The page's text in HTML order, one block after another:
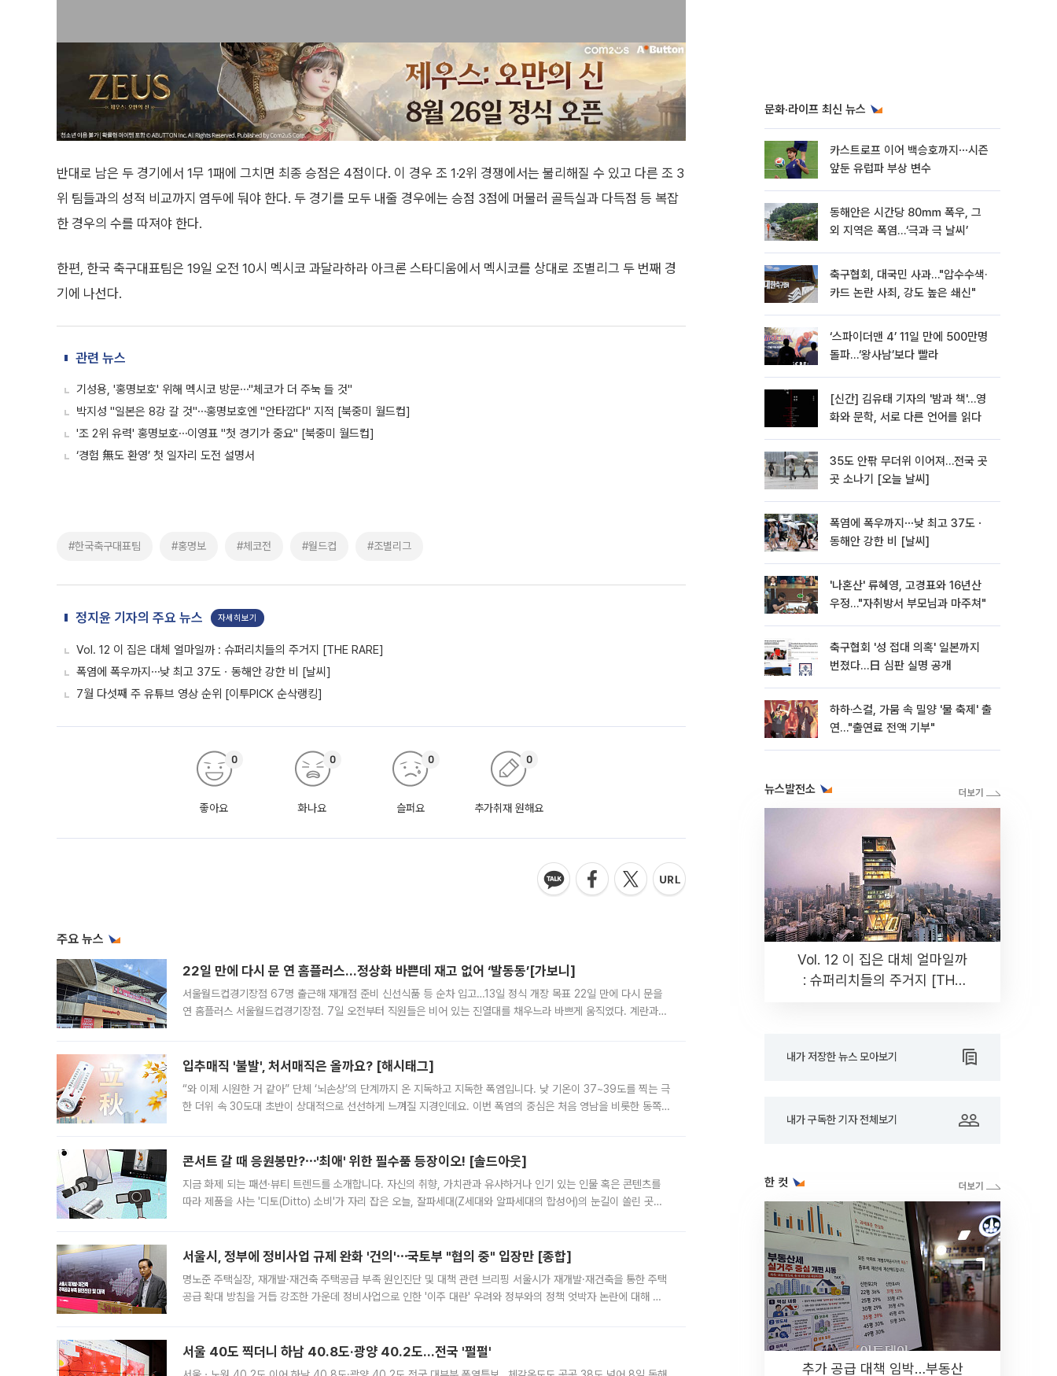
반대로 남은 두 경기에서 1무 1패에 그치면 최종 승점은 4점이다. 이 경우 조 1·2위 경쟁에서는 불리해질 수 있고 다른 조 3
위 팀들과의 성적 비교까지 염두에 둬야 한다. 두 경기를 모두 내줄 경우에는 승점 3점에 머물러 골득실과 다득점 등 복잡
한 경우의 수를 따져야 한다.
한편, 한국 축구대표팀은 19일 오전 10시 멕시코 과달라하라 아크론 스타디움에서 멕시코를 상대로 조별리그 두 번째 경
기에 나선다.
관련 뉴스
기성용, '홍명보호' 위해 멕시코 방문⋯"체코가 더 주눅 들 것"
박지성 "일본은 8강 갈 것"⋯홍명보호엔 "안타깝다" 지적 [북중미 월드컵]
'조 2위 유력' 홍명보호⋯이영표 "첫 경기가 중요" [북중미 월드컵]
‘경험 無도 환영’ 첫 일자리 도전 설명서
#한국축구대표팀 #홍명보 #체코전 #월드컵 #조별리그
정지윤 기자의 주요 뉴스 자세히보기
Vol. 12 이 집은 대체 얼마일까 : 슈퍼리치들의 주거지 [THE RARE]
폭염에 폭우까지⋯낮 최고 37도ㆍ동해안 강한 비 [날씨]
7월 다섯째 주 유튜브 영상 순위 [이투PICK 순삭랭킹]
좋아요
0
화나요
0
슬퍼요
0
추가취재 원해요
0
주요 뉴스
22일 만에 다시 문 연 홈플러스…정상화 바쁜데 재고 없어 ‘발동동’[가보니]
서울월드컵경기장점 67명 출근해 재개점 준비 신선식품 등 순차 입고…13일 정식 개장 목표 22일 만에 다시 문을
연 홈플러스 서울월드컵경기장점. 7일 오전부터 직원들은 비어 있는 진열대를 채우느라 바쁘게 움직였다. 계란과
입추매직 '불발', 처서매직은 올까요? [해시태그]
“와 이제 시원한 거 같아” 단체 ‘뇌손상’의 단계까지 온 지독하고 지독한 폭염입니다. 낮 기온이 37~39도를 찍는 극
한 더위 속 30도대 초반이 상대적으로 선선하게 느껴질 지경인데요. 이번 폭염의 중심은 처음 영남을 비롯한 동쪽
콘서트 갈 때 응원봉만?⋯'최애' 위한 필수품 등장이오! [솔드아웃]
지금 화제 되는 패션·뷰티 트렌드를 소개합니다. 자신의 취향, 가치관과 유사하거나 인기 있는 인물 혹은 콘텐츠를
따라 제품을 사는 '디토(Ditto) 소비'가 자리 잡은 오늘, 잘파세대(Z세대와 알파세대의 합성어)의 눈길이 쏠린 곳은
서울시, 정부에 정비사업 규제 완화 '건의'⋯국토부 "협의 중" 입장만 [종합]
명노준 주택실장, 재개발·재건축 주택공급 부족 원인진단 및 대책 관련 브리핑 서울시가 재개발·재건축을 통한 주택
공급 확대 방침을 거듭 강조한 가운데 정비사업으로 인한 '이주 대란' 우려와 정부와의 정책 엇박자 논란에 대해 정
서울 40도 찍더니 하남 40.8도·광양 40.2도…전국 '펄펄'
문화·라이프 최신 뉴스
카스트로프 이어 백승호까지⋯시즌
앞둔 유럽파 부상 변수
동해안은 시간당 80㎜ 폭우, 그
외 지역은 폭염…‘극과 극 날씨’
축구협회, 대국민 사과…"압수수색·
카드 논란 사죄, 강도 높은 쇄신"
‘스파이더맨 4’ 11일 만에 500만명
돌파…‘왕사남’보다 빨라
[신간] 김유태 기자의 '밤과 책'…영
화와 문학, 서로 다른 언어를 읽다
35도 안팎 무더위 이어져…전국 곳
곳 소나기 [오늘 날씨]
폭염에 폭우까지⋯낮 최고 37도ㆍ
동해안 강한 비 [날씨]
'나혼산' 류혜영, 고경표와 16년산
우정…"자취방서 부모님과 마주쳐"
축구협회 '성 접대 의혹' 일본까지
번졌다…日 심판 실명 공개
하하·스컬, 가뭄 속 밀양 '물 축제' 출
연…"출연료 전액 기부"
뉴스발전소
Vol. 12 이 집은 대체 얼마일까
: 슈퍼리치들의 주거지 [THE
내가 저장한 뉴스 모아보기
내가 구독한 기자 전체보기
한 컷
추가 공급 대책 임박…부동산